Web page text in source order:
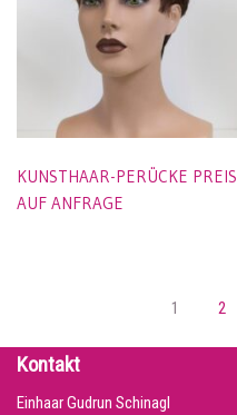
KUNSTHAAR-PERÜCKE PREIS
AUF ANFRAGE
1 2
Kontakt
Einhaar Gudrun Schinagl